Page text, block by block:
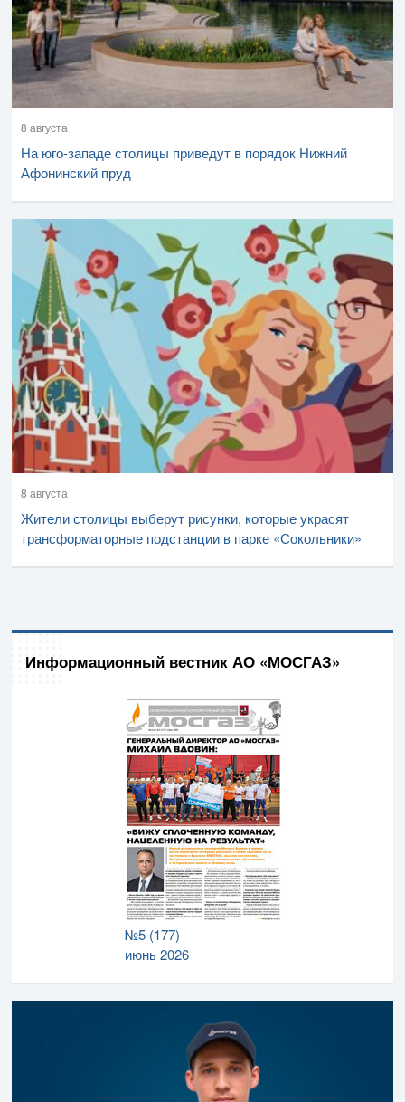
8 августа
На юго-западе столицы приведут в порядок Нижний
Афонинский пруд
8 августа
Жители столицы выберут рисунки, которые украсят
трансформаторные подстанции в парке «Сокольники»
Информационный вестник АО «МОСГАЗ»
№5 (177)
июнь 2026